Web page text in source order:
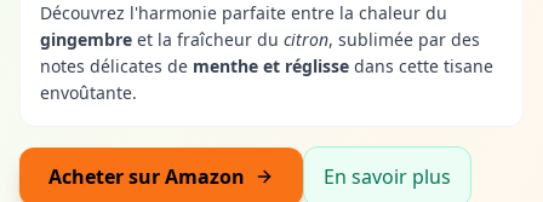
Découvrez l'harmonie parfaite entre la chaleur du
gingembre et la fraîcheur du citron, sublimée par des
notes délicates de menthe et réglisse dans cette tisane
envoûtante.
Acheter sur Amazon En savoir plus